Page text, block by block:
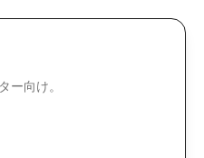
ー向け。